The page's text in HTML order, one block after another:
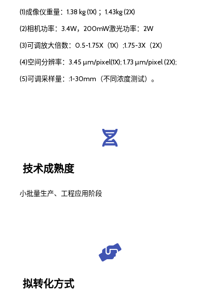
(1)成像仪重量：1.38 kg (1X) ；1.43kg (2X)
(2)相机功率：3.4W，200mW激光功率：2W
(3)可调放大倍数：0.5-1.75X（1X）;1.75-3X（2X）
(4)空间分辨率：3.45 µm/pixel(1X); 1.73 µm/pixel (2X);
(5)可调采样量：:1-30mm（不同浓度测试）。
技术成熟度
小批量生产、工程应用阶段
拟转化方式